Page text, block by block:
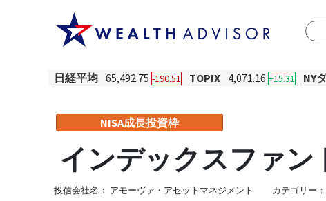
日経平均 65,492.75 -190.51 TOPIX 4,071.16 +15.31 NY
NISA成長投資枠
インデックスファン
投信会社名： アモーヴァ・アセットマネジメント カテゴリー：